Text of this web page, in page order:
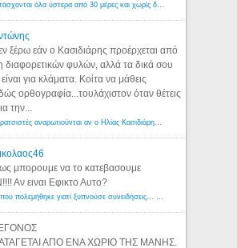
Εφορία: Κατάσχονται όλα ύστερα από 30 μέρες και χωρίς δικαστικές αποφάσεις - Λόγιος Ερμής
ξέρω εάν ο Κασιδιάρης προέρχεται από
διαφορετικών φυλών, αλλά τα δικά σου
για κλάματα. Κοίτα να μάθεις
ορθογραφία...τουλάχιστον όταν θέτεις
την...
Αμερικανοί ρατσιστές αναρωτιούνται αν ο Ηλίας Κασιδιάρης ανήκει στη λευκή φυλή... - Λόγιος Ερμής
μπορουμε να το κατεβασουμε
Αν ειναι Εφικτο Αυτο?
Ένα βιβλίο που πολεμήθηκε γιατί ξυπνούσε συνειδήσεις... - Λόγιος Ερμής | Η γνώση ξεκινάει με την αναζήτηση...
ΑΠΟ ΕΝΑ ΧΩΡΙΟ ΤΗΣ ΜΑΝΗΣ.